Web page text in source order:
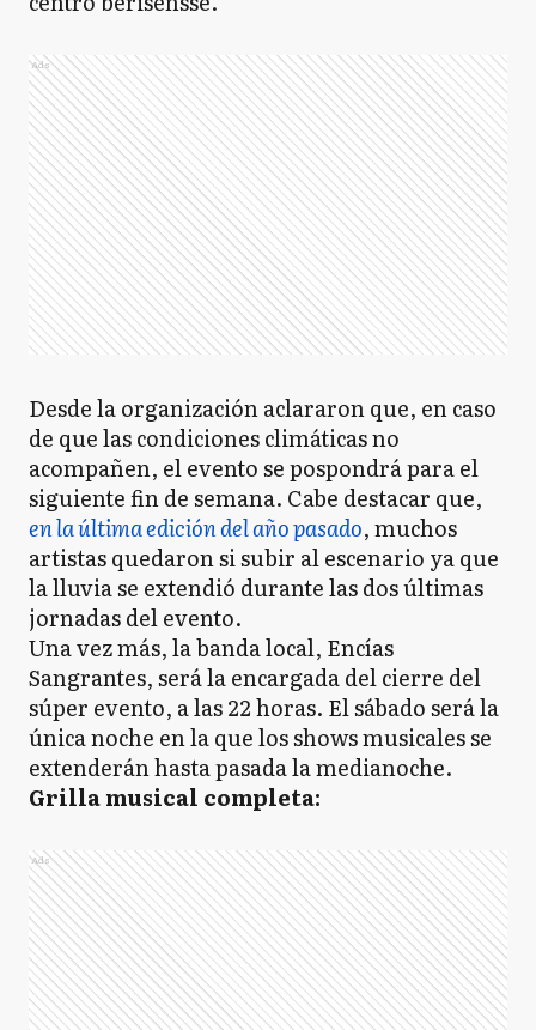
Ads
Desde la organización aclararon que, en caso
de que las condiciones climáticas no
acompañen, el evento se pospondrá para el
siguiente fin de semana. Cabe destacar que,
en la última edición del año pasado, muchos
artistas quedaron si subir al escenario ya que
la lluvia se extendió durante las dos últimas
jornadas del evento.
Una vez más, la banda local, Encías
Sangrantes, será la encargada del cierre del
súper evento, a las 22 horas. El sábado será la
única noche en la que los shows musicales se
extenderán hasta pasada la medianoche.
Grilla musical completa:
Ads